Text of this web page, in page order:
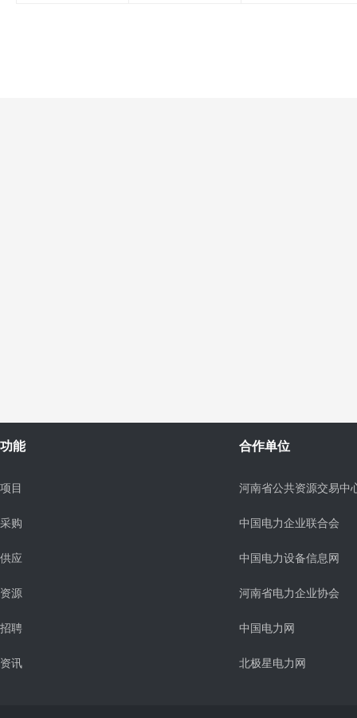
功能
项目
采购
供应
资源
招聘
资讯
合作单位
河南省公共资源交易中
中国电力企业联合会
中国电力设备信息网
河南省电力企业协会
中国电力网
北极星电力网